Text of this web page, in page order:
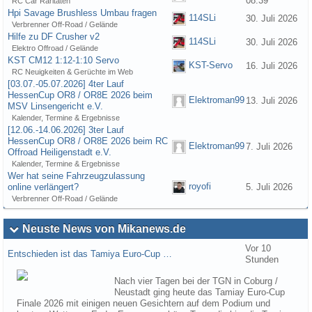
Hpi Savage Brushless Umbau fragen
Verbrenner Off-Road / Gelände
114SLi
30. Juli 2026
Hilfe zu DF Crusher v2
Elektro Offroad / Gelände
114SLi
30. Juli 2026
KST CM12 1:12-1:10 Servo
RC Neuigkeiten & Gerüchte im Web
KST-Servo
16. Juli 2026
[03.07.-05.07.2026] 4ter Lauf
HessenCup OR8 / OR8E 2026 beim
MSV Linsengericht e.V.
Kalender, Termine & Ergebnisse
Elektroman99 13. Juli 2026
[12.06.-14.06.2026] 3ter Lauf
HessenCup OR8 / OR8E 2026 beim RC
Offroad Heiligenstadt e.V.
Kalender, Termine & Ergebnisse
Elektroman997. Juli 2026
Wer hat seine Fahrzeugzulassung
online verlängert?
Verbrenner Off-Road / Gelände
royofi 5. Juli 2026
Neuste News von Mikanews.de
Entschieden ist das Tamiya Euro-Cup …
Vor 10
Stunden
Nach vier Tagen bei der TGN in Coburg /
Neustadt ging heute das Tamiay Euro-Cup
Finale 2026 mit einigen neuen Gesichtern auf dem Podium und